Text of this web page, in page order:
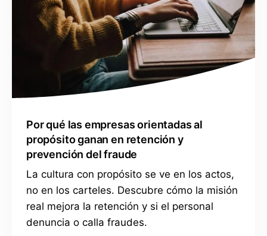
Por qué las empresas orientadas al
propósito ganan en retención y
prevención del fraude
La cultura con propósito se ve en los actos,
no en los carteles. Descubre cómo la misión
real mejora la retención y si el personal
denuncia o calla fraudes.